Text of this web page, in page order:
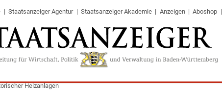
Staatsanzeiger Agentur Staatsanzeiger Akademie Anzeigen Aboshop
Heizanlagen